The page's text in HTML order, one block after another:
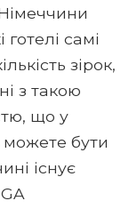
самі
зірок,
з такою
що у
можете бути
існує